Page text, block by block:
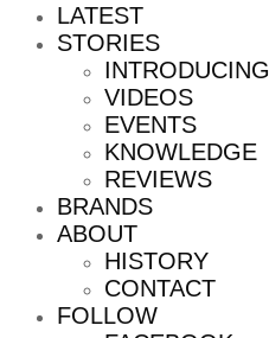
LATEST
STORIES
INTRODUCING
VIDEOS
EVENTS
KNOWLEDGE
REVIEWS
BRANDS
ABOUT
HISTORY
CONTACT
FOLLOW